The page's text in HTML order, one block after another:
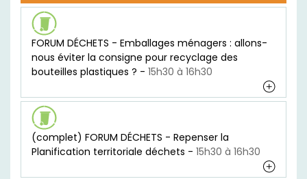
FORUM DÉCHETS - Emballages ménagers : allons-
nous éviter la consigne pour recyclage des
bouteilles plastiques ? -
15h30 à 16h30
(complet) FORUM DÉCHETS - Repenser la
Planification territoriale déchets -
15h30 à 16h30